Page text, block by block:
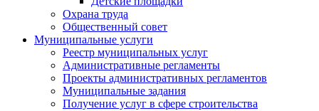
Охрана труда
Общественный совет
Муниципальные услуги
Реестр муниципальных услуг
Административные регламенты
Проекты административных регламентов
Муниципальные задания
Получение услуг в сфере строительства